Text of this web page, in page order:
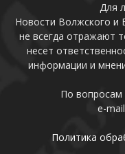
Для
Новости Волжского и
не всегда отражают
несет
информации и
По вопросам
e-
Политика